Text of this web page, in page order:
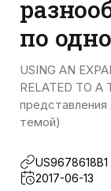
по
USING AN
RELATED TO A
темой)
US9678618B1
2017-06-13